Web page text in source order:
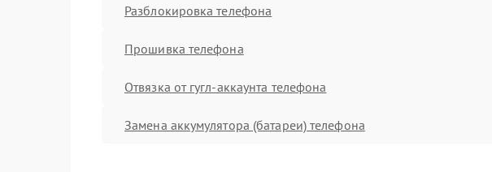
Разблокировка телефона
Прошивка телефона
Отвязка от гугл-аккаунта телефона
Замена аккумулятора (батареи) телефона